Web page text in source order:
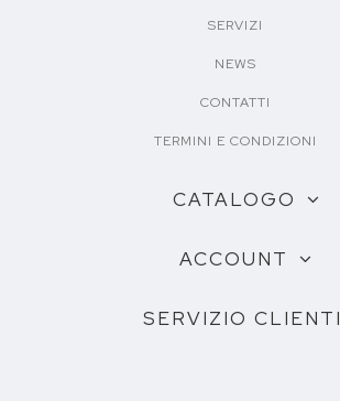
SERVIZI
NEWS
CONTATTI
TERMINI E CONDIZIONI
CATALOGO
ACCOUNT
SERVIZIO CLIENTI